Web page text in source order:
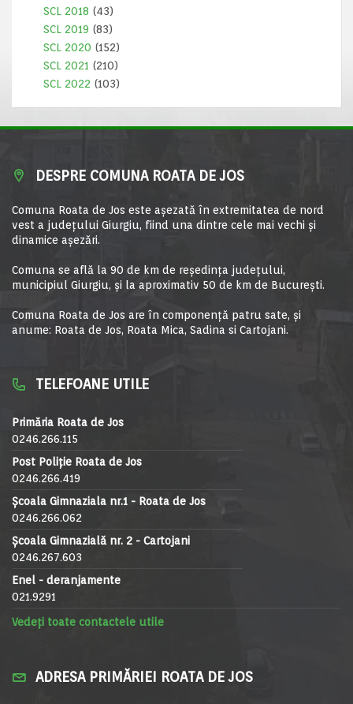
SCL 2018 (43)
SCL 2019 (83)
SCL 2020 (152)
SCL 2021 (210)
SCL 2022 (103)
DESPRE COMUNA ROATA DE JOS
Comuna Roata de Jos este aşezată în extremitatea de nord
vest a judeţului Giurgiu, fiind una dintre cele mai vechi şi
dinamice aşezări.
Comuna se află la 90 de km de reşedinţa judeţului,
municipiul Giurgiu, şi la aproximativ 50 de km de Bucureşti.
Comuna Roata de Jos are în componență patru sate, și
anume: Roata de Jos, Roata Mica, Sadina si Cartojani.
TELEFOANE UTILE
Primăria Roata de Jos
0246.266.115
Post Poliție Roata de Jos
0246.266.419
Școala Gimnaziala nr.1 - Roata de Jos
0246.266.062
Școala Gimnazială nr. 2 - Cartojani
0246.267.603
Enel - deranjamente
021.9291
Vedeți toate contactele utile
ADRESA PRIMĂRIEI ROATA DE JOS